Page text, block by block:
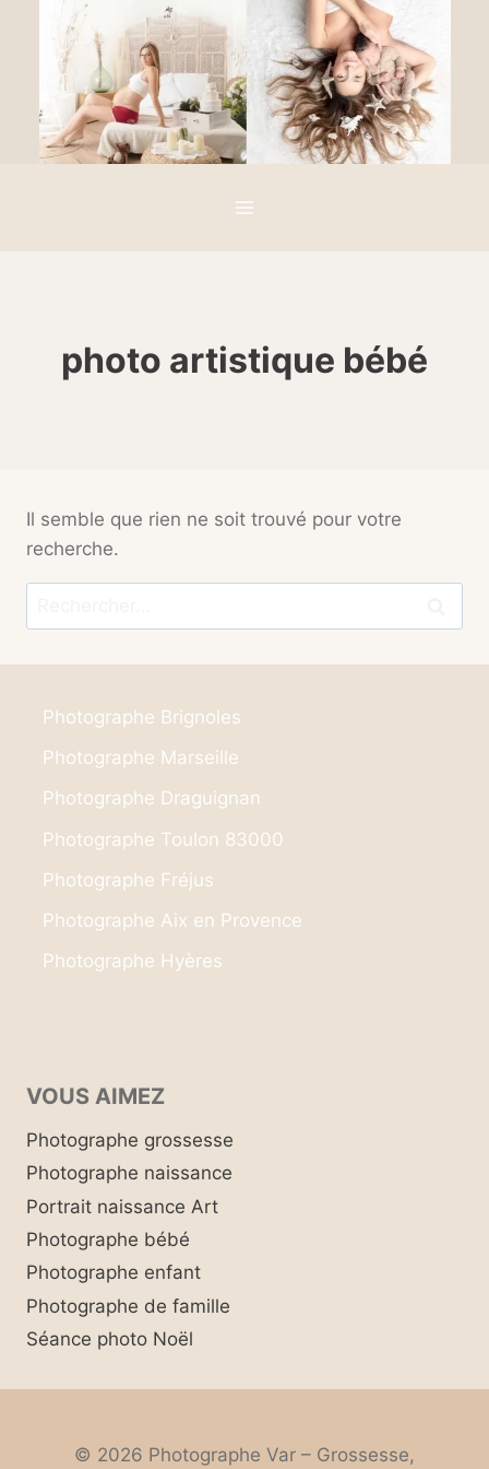
contenu
photo artistique bébé
Il semble que rien ne soit trouvé pour votre
recherche.
Photographe Brignoles
Photographe Marseille
Photographe Draguignan
Photographe Toulon 83000
Photographe Fréjus
Photographe Aix en Provence
Photographe Hyères
VOUS AIMEZ
Photographe grossesse
Photographe naissance
Portrait naissance Art
Photographe bébé
Photographe enfant
Photographe de famille
Séance photo Noël
© 2026 Photographe Var – Grossesse,